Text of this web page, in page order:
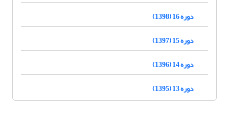
دوره 16 (1398)
دوره 15 (1397)
دوره 14 (1396)
دوره 13 (1395)